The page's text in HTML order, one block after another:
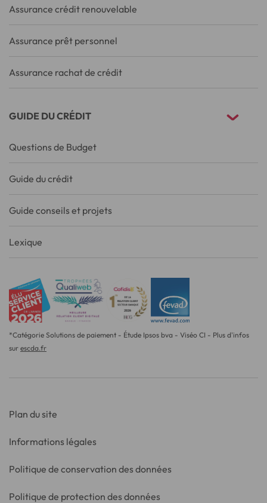
Assurance crédit renouvelable
Assurance prêt personnel
Assurance rachat de crédit
GUIDE DU CRÉDIT
Questions de Budget
Guide du crédit
Guide conseils et projets
Lexique
*Catégorie Solutions de paiement - Étude Ipsos bva - Viséo CI - Plus d'infos
sur escda.fr
Plan du site
Informations légales
Politique de conservation des données
Politique de protection des données